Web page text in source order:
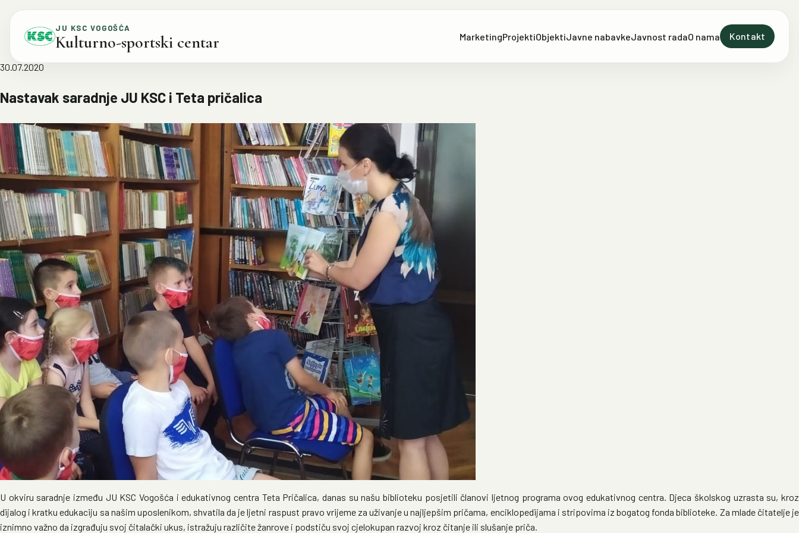
JU KSC VOGOŠĆA
Kulturno-sportski centar MarketingProjektiObjektiJavne nabavkeJavnost radaO nama Kontakt
30.07.2020
Nastavak saradnje JU KSC i Teta pričalica
U okviru saradnje između JU KSC Vogošća i edukativnog centra Teta Pričalica, danas su našu biblioteku posjetili članovi ljetnog programa ovog edukativnog centra. Djeca školskog uzrasta su, kroz
dijalog i kratku edukaciju sa našim uposlenikom, shvatila da je ljetni raspust pravo vrijeme za uživanje u najljepšim pričama, enciklopedijama i stripovima iz bogatog fonda biblioteke. Za mlade čitatelje je
iznimno važno da izgrađuju svoj čitalački ukus, istražuju različite žanrove i podstiču svoj cjelokupan razvoj kroz čitanje ili slušanje priča.